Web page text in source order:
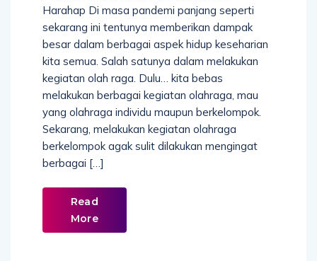
Harahap Di masa pandemi panjang seperti
sekarang ini tentunya memberikan dampak
besar dalam berbagai aspek hidup keseharian
kita semua. Salah satunya dalam melakukan
kegiatan olah raga. Dulu… kita bebas
melakukan berbagai kegiatan olahraga, mau
yang olahraga individu maupun berkelompok.
Sekarang, melakukan kegiatan olahraga
berkelompok agak sulit dilakukan mengingat
berbagai […]
Read
More